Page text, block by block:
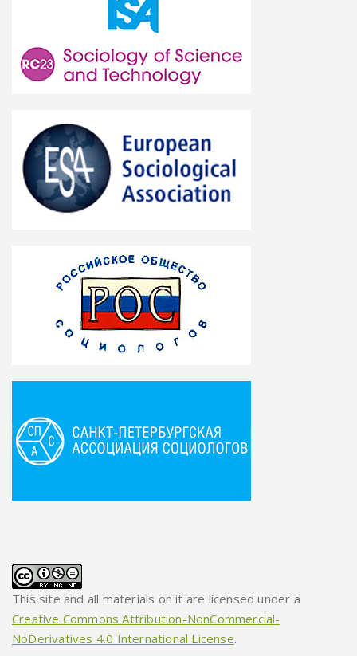
This site and all materials on it are licensed under a
Creative Commons Attribution-NonCommercial-
NoDerivatives 4.0 International License.